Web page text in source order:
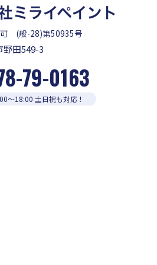
(般-28)第50935号
野田549-3
79-0163
〜18:00 土日祝も対応！